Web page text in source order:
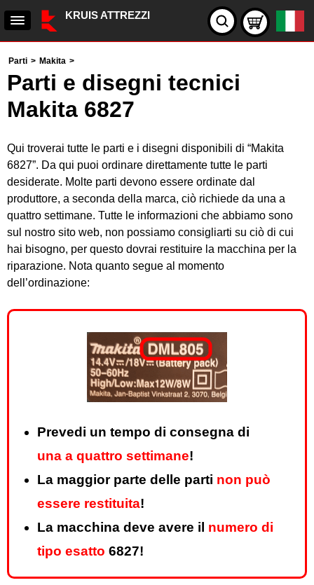
KRUIS ATTREZZI
Parti > Makita >
Parti e disegni tecnici
Makita 6827
Qui troverai tutte le parti e i disegni disponibili di “Makita
6827”. Da qui puoi ordinare direttamente tutte le parti
desiderate. Molte parti devono essere ordinate dal
produttore, a seconda della marca, ciò richiede da una a
quattro settimane. Tutte le informazioni che abbiamo sono
sul nostro sito web, non possiamo consigliarti su ciò di cui
hai bisogno, per questo dovrai restituire la macchina per la
riparazione. Nota quanto segue al momento
dell’ordinazione:
Prevedi un tempo di consegna di
una a quattro settimane!
La maggior parte delle parti non può
essere restituita!
La macchina deve avere il numero di
tipo esatto 6827!